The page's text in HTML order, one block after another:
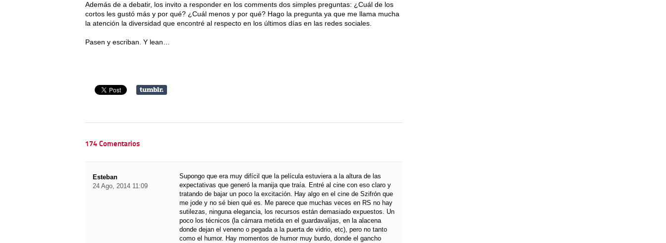
Además de a debatir, los invito a responder en los comments dos simples preguntas: ¿Cuál de los
cortos les gustó más y por qué? ¿Cuál menos y por qué? Hago la pregunta ya que me llama mucha
la atención la diversidad que encontré al respecto en los últimos días en las redes sociales.
Pasen y escriban. Y lean…
174 Comentarios
Esteban
24 Ago, 2014 11:09
Supongo que era muy difícil que la película estuviera a la altura de las
expectativas que generó la manija que traía. Entré al cine con eso claro y
tratando de bajar un poco la excitación. Hay algo en el cine de Szifrón que
me jode y no sé bien qué es. Me parece que muchas veces en RS no hay
sutilezas, ninguna elegancia, los recursos están demasiado expuestos. Un
poco los técnicos (la cámara metida en el guardavalijas, en la alacena
donde dejan el veneno o pegada a la puerta de vidrio, etc), pero no tanto
como el humor. Hay momentos de humor muy burdo, donde el gancho